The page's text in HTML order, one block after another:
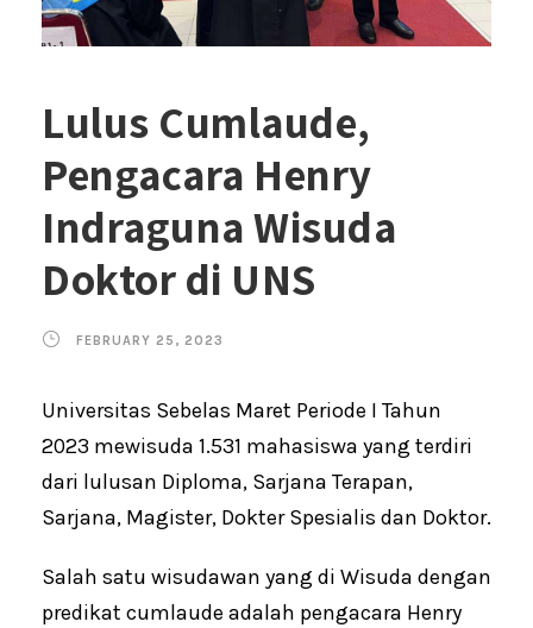
Lulus Cumlaude,
Pengacara Henry
Indraguna Wisuda
Doktor di UNS
FEBRUARY 25, 2023
Universitas Sebelas Maret Periode I Tahun
2023 mewisuda 1.531 mahasiswa yang terdiri
dari lulusan Diploma, Sarjana Terapan,
Sarjana, Magister, Dokter Spesialis dan Doktor.
Salah satu wisudawan yang di Wisuda dengan
predikat cumlaude adalah pengacara Henry